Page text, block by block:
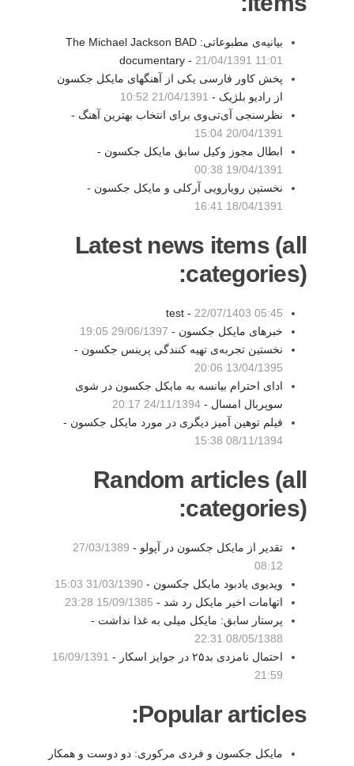
بیانیه‌ی مطبوعاتی: The Michael Jackson BAD
documentary - 21/04/1391 11:01
پخش کاور فارسی یکی از آهنگهای مایکل جکسون
از رادیو بلژیک - 21/04/1391 10:52
نظرسنجی آی‌تی‌وی برای انتخاب بهترین آهنگ -
20/04/1391 15:04
ابطال مجوز وکیل سابق مایکل جکسون -
19/04/1391 00:38
نخستین رویارویی آرکلی و مایکل جکسون -
18/04/1391 16:41
Latest news items (all
categories):
test - 22/07/1403 05:45
خبرهای مایکل جکسون - 29/06/1397 19:05
نخستین تجربه‌ی تهیه کنندگی پرینس جکسون -
13/04/1395 20:06
ادای احترام بیانسه به مایکل جکسون در شوی
سوپربال امسال - 24/11/1394 20:17
فیلم توهین آمیز دیگری در مورد مایکل جکسون -
08/11/1394 15:38
Random articles (all
categories):
تقدیر از مایکل جکسون در آپولو - 27/03/1389
08:12
ویدیوی یادبود مایکل جکسون - 31/03/1390 15:03
اتهامات اخیر مایکل رد شد - 15/09/1385 23:28
پرستار سابق: مایکل میلی به غذا نداشت -
08/05/1388 22:31
احتمال نامزدی بد۲۵ در جوایز اسکار -
16/09/1391
21:59
Popular articles:
مایکل جکسون و فردی مرکوری: دو دوست و همکار